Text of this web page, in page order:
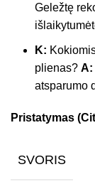
Geležtę
K:
plienas? A:
atsparumo
Pristatymas
SVORIS